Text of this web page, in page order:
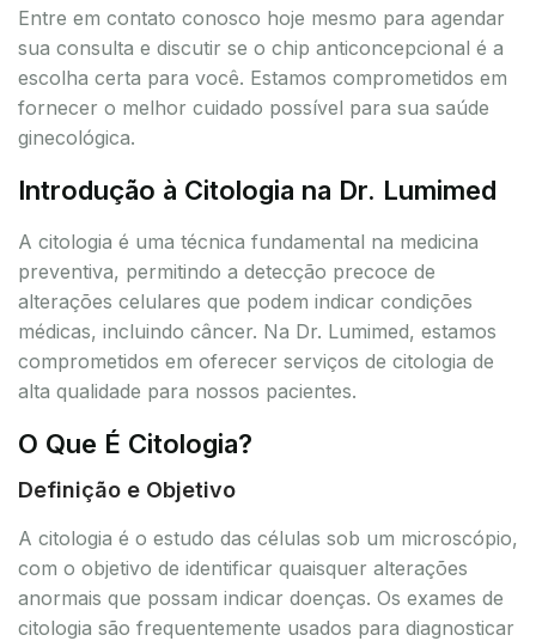
Entre em contato conosco hoje mesmo para agendar
sua consulta e discutir se o chip anticoncepcional é a
escolha certa para você. Estamos comprometidos em
fornecer o melhor cuidado possível para sua saúde
ginecológica.
Introdução à Citologia na Dr. Lumimed
A citologia é uma técnica fundamental na medicina
preventiva, permitindo a detecção precoce de
alterações celulares que podem indicar condições
médicas, incluindo câncer. Na Dr. Lumimed, estamos
comprometidos em oferecer serviços de citologia de
alta qualidade para nossos pacientes.
O Que É Citologia?
Definição e Objetivo
A citologia é o estudo das células sob um microscópio,
com o objetivo de identificar quaisquer alterações
anormais que possam indicar doenças. Os exames de
citologia são frequentemente usados para diagnosticar